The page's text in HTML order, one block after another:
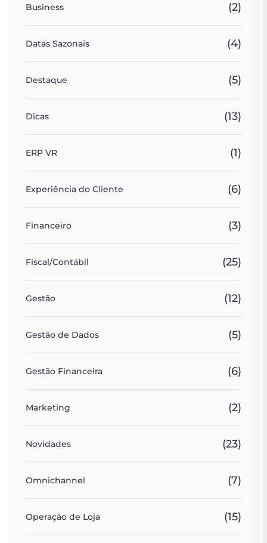
Business (2)
Datas Sazonais (4)
Destaque (5)
Dicas (13)
ERP VR (1)
Experiência do Cliente (6)
Financeiro (3)
Fiscal/Contábil (25)
Gestão (12)
Gestão de Dados (5)
Gestão Financeira (6)
Marketing (2)
Novidades (23)
Omnichannel (7)
Operação de Loja (15)